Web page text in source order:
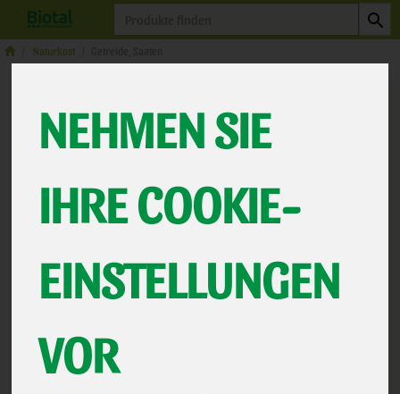
NEHMEN SIE
IHRE COOKIE-
EINSTELLUNGEN
VOR
Naturkost
Bulgur
Unser Naturland-zertifizierter Bulgur schmeckt mild-
aromatisch und hat eine locker körnige Konsistenz. Er ist